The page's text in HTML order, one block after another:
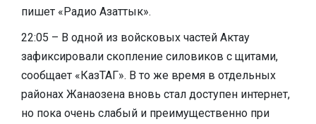
пишет «Радио Азаттык».
22:05 – В одной из войсковых частей Актау
зафиксировали скопление силовиков с щитами,
сообщает «КазТАГ». В то же время в отдельных
районах Жанаозена вновь стал доступен интернет,
но пока очень слабый и преимущественно при